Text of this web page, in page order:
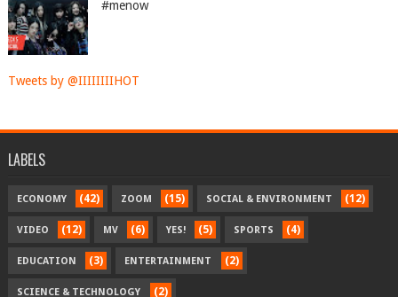
#menow
Tweets by @IIIIIIIIHOT
LABELS
ECONOMY (42) ZOOM (15) SOCIAL & ENVIRONMENT (12)
VIDEO (12) MV (6) YES! (5) SPORTS (4)
EDUCATION (3) ENTERTAINMENT (2)
SCIENCE & TECHNOLOGY (2)